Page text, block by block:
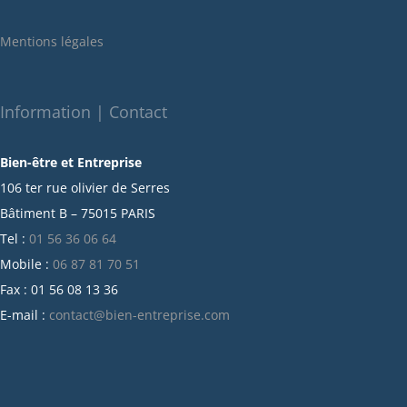
décembre 2021
octobre 2021
juillet 2021
juin 2021
mai 2021
avril 2021
mars 2021
février 2021
janvier 2021
Mentions légales
Information | Contact
Bien-être et Entreprise
106 ter rue olivier de Serres
Bâtiment B – 75015 PARIS
Tel : 01 56 36 06 64
Mobile : 06 87 81 70 51
Fax : 01 56 08 13 36
E-mail : contact@bien-entreprise.com